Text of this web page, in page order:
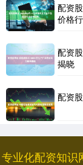
配资
价格
配资
揭晓
配资
专业化配资知识